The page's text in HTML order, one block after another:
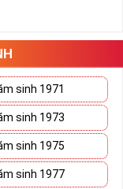
là điều hoàn toàn
sách sim giảm
qua một lượt danh
thích hơn.
sinh 1971
sinh 1973
sinh 1975
sinh 1977